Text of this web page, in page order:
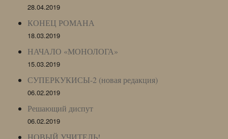
28.04.2019
КОНЕЦ РОМАНА
18.03.2019
НАЧАЛО «МОНОЛОГА»
15.03.2019
СУПЕРКУКИСЫ-2 (новая редакция)
06.02.2019
Решающий диспут
06.02.2019
НОВЫЙ УЧИТЕЛЬ!